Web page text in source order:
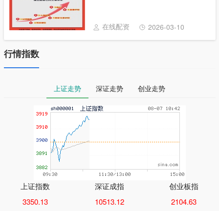
的五个根本： 1. 确定性建仓； 2. 绝不......
在线配资 2026-03-10
行情指数
上证走势 深证走势 创业走势
上证指数
3350.13
深证成指
10513.12
创业板指
2104.63